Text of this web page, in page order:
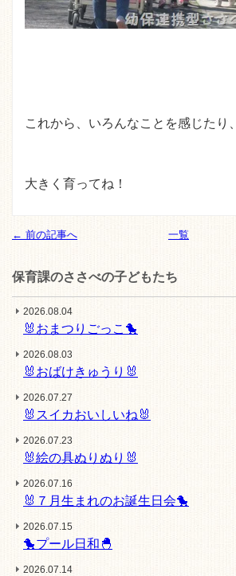
これから、いろんなことを感じたり
大きく育ってね！
← 前の記事へ 一覧
保育課のささべの子どもたち
2026.08.04
🐰おまつりごっこ🐤
2026.08.03
🐰おばけきゅうり🐰
2026.07.27
🐰スイカおいしいね🐰
2026.07.23
🐰絵の具ぬりぬり🐰
2026.07.16
🐰７月生まれのお誕生日会🐤
2026.07.15
🐤プール日和🐣
2026.07.14